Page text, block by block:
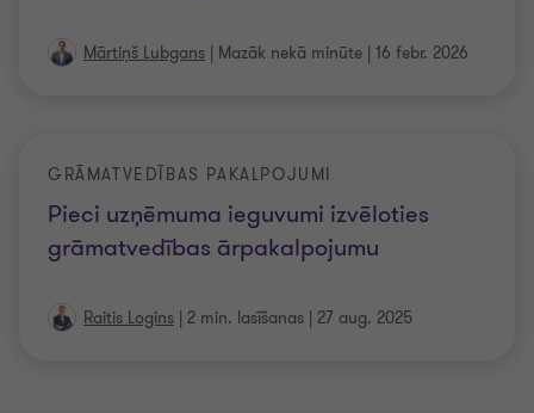
Mārtiņš Lubgans | Mazāk nekā minūte | 16 febr. 2026
Pieci uzņēmuma ieguvumi izvēloties
grāmatvedības ārpakalpojumu
GRĀMATVEDĪBAS PAKALPOJUMI
Raitis Logins | 2 min. lasīšanas | 27 aug. 2025